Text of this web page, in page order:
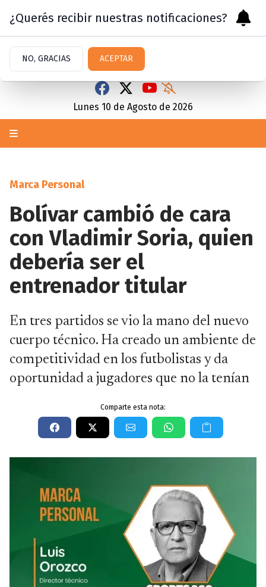
Lunes 10 de Agosto de 2026
Marca Personal
Bolívar cambió de cara
con Vladimir Soria, quien
debería ser el
entrenador titular
En tres partidos se vio la mano del nuevo
cuerpo técnico. Ha creado un ambiente de
competitividad en los futbolistas y da
oportunidad a jugadores que no la tenían
Comparte esta nota:
¿Querés recibir nuestras notificaciones?
NO, GRACIAS ACEPTAR